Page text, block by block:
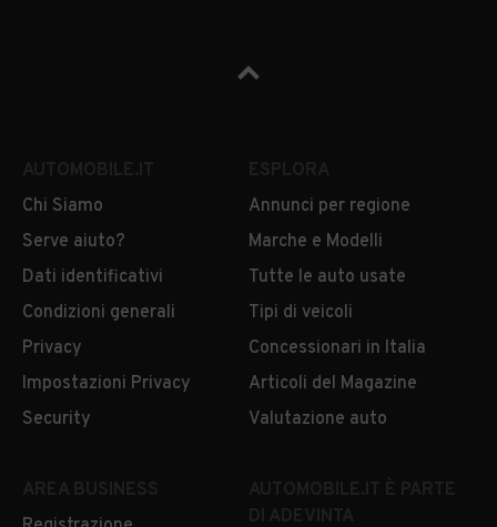
Chi Siamo
Serve aiuto?
Dati identificativi
Condizioni generali
Privacy
Impostazioni Privacy
Security
Annunci per regione
Marche e Modelli
Tutte le auto usate
Tipi di veicoli
Concessionari in Italia
Articoli del Magazine
Valutazione auto